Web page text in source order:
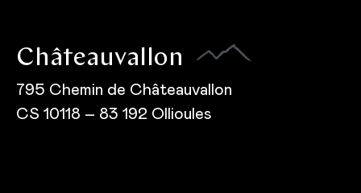
Châteauvallon
795 Chemin de Châteauvallon
CS 10118 – 83 192 Ollioules